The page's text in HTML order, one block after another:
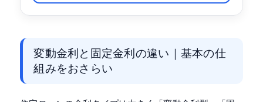
変動金利と固定金利の違い｜基本の仕
組みをおさらい